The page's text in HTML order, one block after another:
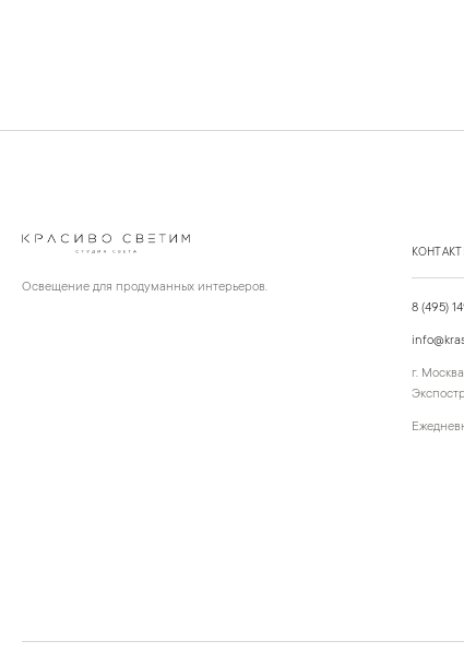
Освещение для продуманных интерьеров.
8 (495)
г.